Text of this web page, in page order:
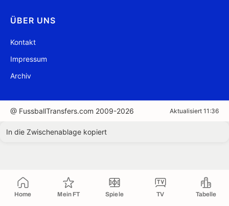
Home Mein FT Spiele TV Tabelle
ÜBER UNS
Kontakt
Impressum
Archiv
@ FussballTransfers.com 2009-2026 Aktualisiert 11:36
In die Zwischenablage kopiert